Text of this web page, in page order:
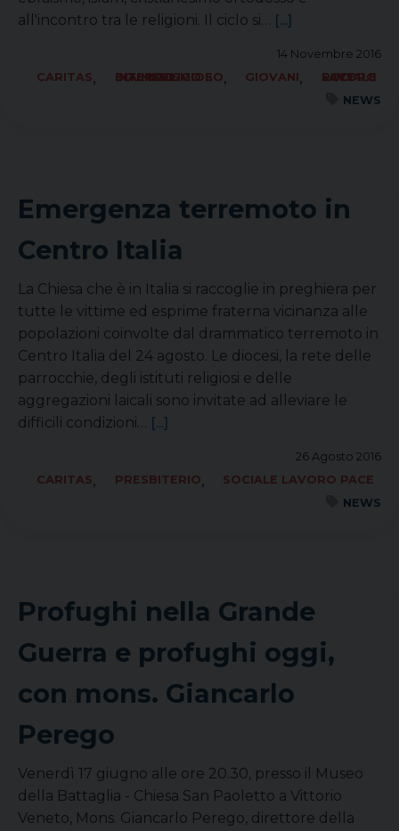
all'incontro tra le religioni. Il ciclo si… [...]
14 Novembre 2016
CARITAS, ECUMENISMO E DIALOGO INTERRELIGIOSO, GIOVANI,
SOCIALE LAVORO PACE
NEWS
Emergenza terremoto in
Centro Italia
La Chiesa che è in Italia si raccoglie in preghiera per
tutte le vittime ed esprime fraterna vicinanza alle
popolazioni coinvolte dal drammatico terremoto in
Centro Italia del 24 agosto. Le diocesi, la rete delle
parrocchie, degli istituti religiosi e delle
aggregazioni laicali sono invitate ad alleviare le
difficili condizioni… [...]
26 Agosto 2016
CARITAS, PRESBITERIO,
SOCIALE LAVORO PACE
NEWS
Profughi nella Grande
Guerra e profughi oggi,
con mons. Giancarlo
Perego
Venerdì 17 giugno alle ore 20.30, presso il Museo
della Battaglia - Chiesa San Paoletto a Vittorio
Veneto, Mons. Giancarlo Perego, direttore della